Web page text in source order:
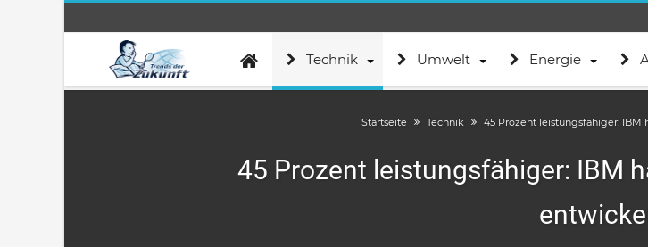
Technik Umwelt Energie
Startseite Technik 45 Prozent leistungsfähiger:
45 Prozent leistungsfähiger: IBM